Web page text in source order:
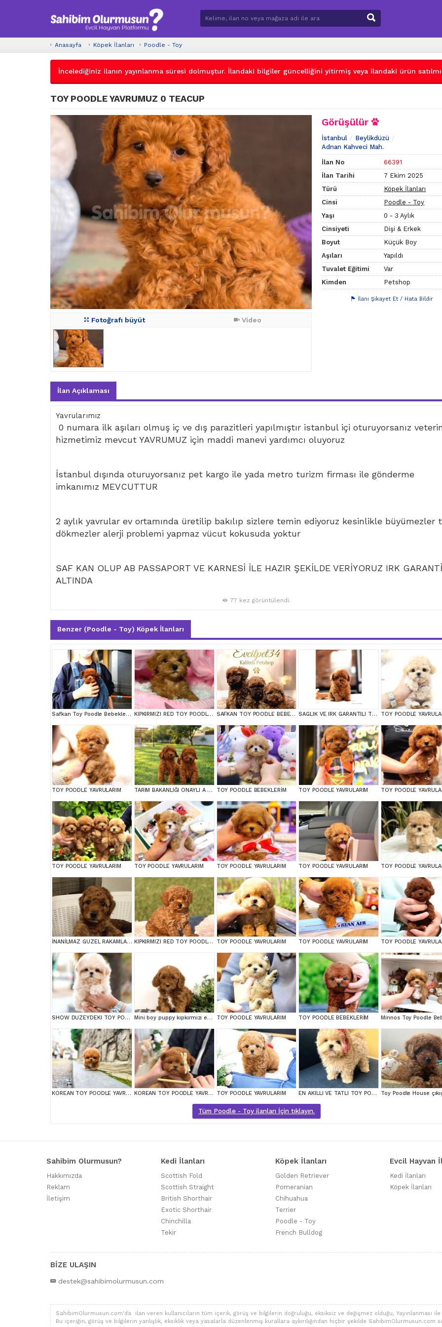
Anasayfa Köpek İlanları Poodle - Toy
İncelediğiniz ilanın yayınlanma süresi dolmuştur. İlandaki bilgiler güncelliğini yitirmiş veya ilandaki ürün
TOY POODLE YAVRUMUZ 0 TEACUP
Fotoğrafı büyüt Video
Görüşülür
İstanbul
Beylikdüzü
Adnan Kahveci Mah.
İlan No
66391
İlan Tarihi
7 Ekim 2025
Türü
Köpek İlanları
Cinsi
Poodle - Toy
Yaşı
0 - 3 Aylık
Cinsiyeti
Dişi & Erkek
Boyut
Küçük Boy
Aşıları
Yapıldı
Tuvalet Eğitimi
Var
Kimden
Petshop
İlanı Şikayet Et / Hata Bildir
İlan Açıklaması
Yavrularımız
0 numara ilk aşıları olmuş iç ve dış parazitleri yapılmıştır istanbul içi oturuyorsanız
hizmetimiz mevcut YAVRUMUZ için maddi manevi yardımcı oluyoruz
İstanbul dışında oturuyorsanız pet kargo ile yada metro turizm firması ile gönderme
imkanımız MEVCUTTUR
2 aylık yavrular ev ortamında üretilip bakılıp sizlere temin ediyoruz kesinlikle büyümezler
dökmezler alerji problemi yapmaz vücut kokusuda yoktur
SAF KAN OLUP AB PASSAPORT VE KARNESİ İLE HAZIR ŞEKİLDE VERİYORUZ IRK
ALTINDA
77 kez görüntülendi.
Benzer (Poodle - Toy) Köpek İlanları
Safkan Toy Poodle Bebeklerimiz KIPKIRMIZI RED TOY POODLE SEVİMLİ YAVRULAR SAFKAN TOY POODLE BEBEKLERİMİZ BAKIRKÖY SAGLIK VE IRK GARANTILI TOY POODLE YAVRULARIM TOY POODLE
TOY POODLE YAVRULARIM TARIM BAKANLIĞI ONAYLI A KALİTE TOY YAVRULAR TOY POODLE BEBEKLERİM TOY POODLE YAVRULARIM TOY POODLE
TOY POODLE YAVRULARIM TOY POODLE YAVRULARIM TOY POODLE YAVRULARIM TOY POODLE YAVRULARIM TOY POODLE
İNANİLMAZ GUZEL RAKAMLARA GERÇEK TOY YAVRULAR KIPKIRMIZI RED TOY POODLE SEVİMLİ YAVRULAR TOY POODLE YAVRULARIM TOY POODLE YAVRULARIM TOY POODLE
SHOW DUZEYDEKI TOY POODLE BEBEKLERIM Mini boy puppy kıpkırmızı ev üretimi TOOY POODLE TOY POODLE YAVRULARIM TOY POODLE BEBEKLERİM
KOREAN TOY POODLE YAVRULARIMIZ KOREAN TOY POODLE YAVRULARIM TOY POODLE YAVRULARIM EN AKILLI VE TATLI TOY POODLE BEBEKLERIMIZ
Tüm Poodle - Toy ilanları İçin tıklayın.
Sahibim Olurmusun?
Hakkımızda
Reklam
İletişim
Kedi İlanları
Scottish Fold
Scottish Straight
British Shorthair
Exotic Shorthair
Chinchilla
Tekir
Köpek İlanları
Golden Retriever
Pomeranian
Chihuahua
Terrier
Poodle - Toy
French Bulldog
Evcil Hayvan
Kedi İlanları
Köpek İlanları
BİZE ULAŞIN
destek@sahibimolurmusun.com
SahibimOlurmusun.com'da ilan veren kullanıcıların tüm içerik, görüş ve bilgilerin doğruluğu, eksiksiz ve değişmez olduğu, Yayınlanması
Bu içeriğin, görüş ve bilgilerin yanlışlık, eksiklik veya yasalarla düzenlenmiş kurallara aykırılığından hiçbir şekilde SahibimOlurmusun.com